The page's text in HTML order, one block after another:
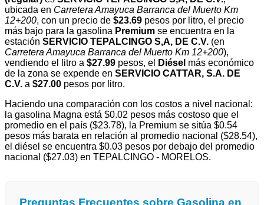
ubicada en Carretera Amayuca Barranca del Muerto Km
12+200, con un precio de $23.69 pesos por litro, el precio
más bajo para la gasolina Premium se encuentra en la
estación SERVICIO TEPALCINGO S,A, DE C.V. (en
Carretera Amayuca Barranca del Muerto Km 12+200),
vendiendo el litro a $27.99 pesos, el Diésel más económico
de la zona se expende en SERVICIO CATTAR, S.A. DE
C.V. a $27.00 pesos por litro.
Haciendo una comparación con los costos a nivel nacional:
la gasolina Magna está $0.02 pesos más costoso que el
promedio en el país ($23.78), la Premium se sitúa $0.54
pesos más barata en relación al promedio nacional ($28.54),
el diésel se encuentra $0.03 pesos por debajo del promedio
nacional ($27.03) en TEPALCINGO - MORELOS.
Preguntas Frecuentes sobre Gasolina en